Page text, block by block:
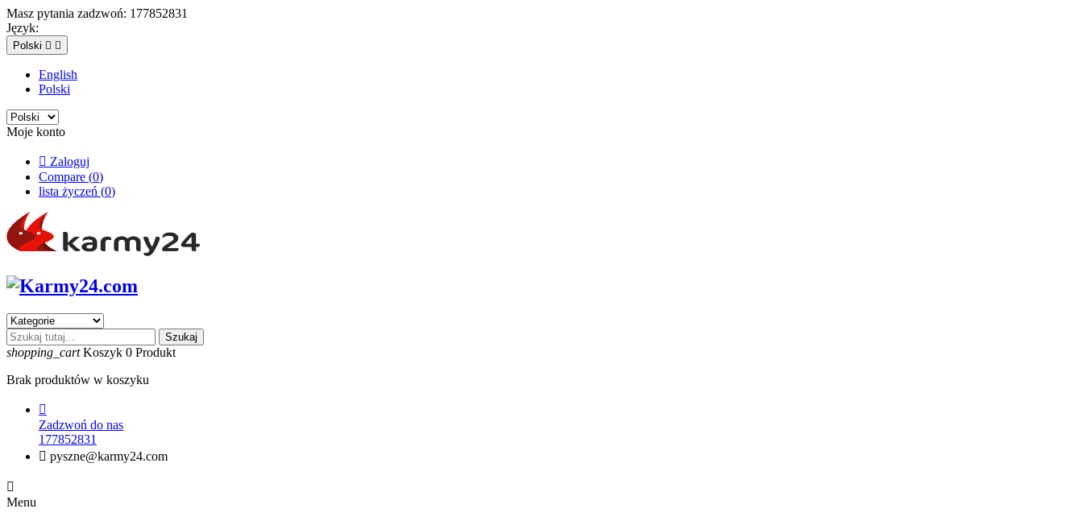
Masz pytania zadzwoń: 177852831
Język:
Polski  
English
Polski
Moje konto
 Zaloguj
Compare (0)
lista życzeń (0)
Szukaj
shopping_cart Koszyk 0 Produkt
Brak produktów w koszyku

Zadzwoń do nas
177852831
 pyszne@karmy24.com

Menu